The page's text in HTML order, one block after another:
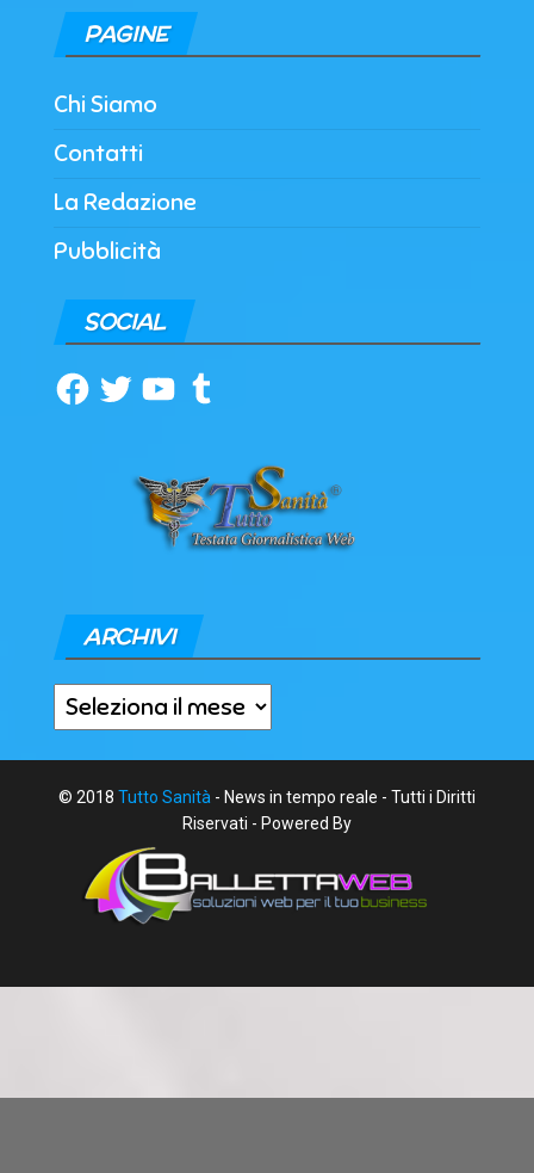
PAGINE
Chi Siamo
Contatti
La Redazione
Pubblicità
SOCIAL
Facebook
TwitterYouTubeTumblr
ARCHIVI
Archivi
© 2018 Tutto Sanità - News in tempo reale - Tutti i Diritti
Riservati - Powered By